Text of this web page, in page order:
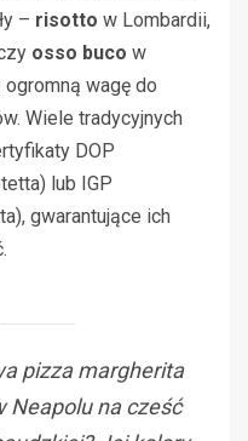
– risotto w Lombardii,
osso buco w
wagę do
Wiele tradycyjnych
DOP
lub IGP
gwarantujące ich
pizza margherita
Neapolu na cześć